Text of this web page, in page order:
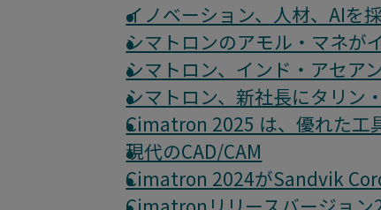
イノベーション、人材、AIを
シマトロンのアモル・マネが
シマトロン、インド・アセア
シマトロン、新社長にタリン
Cimatron 2025 は、優れた工
現代のCAD/CAM
Cimatron 2024がSandvik